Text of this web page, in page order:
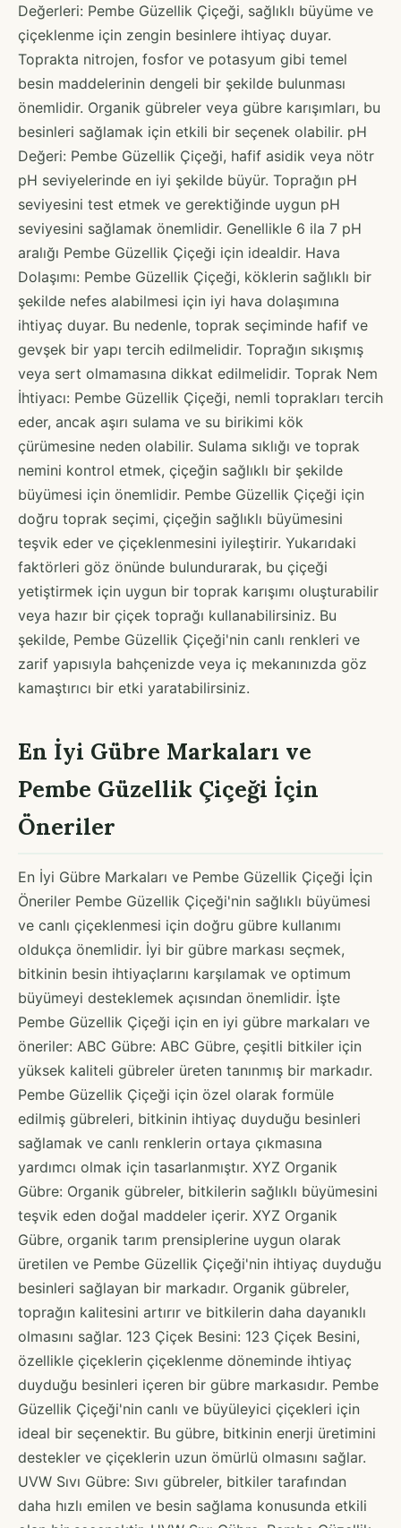
Değerleri: Pembe Güzellik Çiçeği, sağlıklı büyüme ve
çiçeklenme için zengin besinlere ihtiyaç duyar.
Toprakta nitrojen, fosfor ve potasyum gibi temel
besin maddelerinin dengeli bir şekilde bulunması
önemlidir. Organik gübreler veya gübre karışımları, bu
besinleri sağlamak için etkili bir seçenek olabilir. pH
Değeri: Pembe Güzellik Çiçeği, hafif asidik veya nötr
pH seviyelerinde en iyi şekilde büyür. Toprağın pH
seviyesini test etmek ve gerektiğinde uygun pH
seviyesini sağlamak önemlidir. Genellikle 6 ila 7 pH
aralığı Pembe Güzellik Çiçeği için idealdir. Hava
Dolaşımı: Pembe Güzellik Çiçeği, köklerin sağlıklı bir
şekilde nefes alabilmesi için iyi hava dolaşımına
ihtiyaç duyar. Bu nedenle, toprak seçiminde hafif ve
gevşek bir yapı tercih edilmelidir. Toprağın sıkışmış
veya sert olmamasına dikkat edilmelidir. Toprak Nem
İhtiyacı: Pembe Güzellik Çiçeği, nemli toprakları tercih
eder, ancak aşırı sulama ve su birikimi kök
çürümesine neden olabilir. Sulama sıklığı ve toprak
nemini kontrol etmek, çiçeğin sağlıklı bir şekilde
büyümesi için önemlidir. Pembe Güzellik Çiçeği için
doğru toprak seçimi, çiçeğin sağlıklı büyümesini
teşvik eder ve çiçeklenmesini iyileştirir. Yukarıdaki
faktörleri göz önünde bulundurarak, bu çiçeği
yetiştirmek için uygun bir toprak karışımı oluşturabilir
veya hazır bir çiçek toprağı kullanabilirsiniz. Bu
şekilde, Pembe Güzellik Çiçeği'nin canlı renkleri ve
zarif yapısıyla bahçenizde veya iç mekanınızda göz
kamaştırıcı bir etki yaratabilirsiniz.
En İyi Gübre Markaları ve
Pembe Güzellik Çiçeği İçin
Öneriler
En İyi Gübre Markaları ve Pembe Güzellik Çiçeği İçin
Öneriler Pembe Güzellik Çiçeği'nin sağlıklı büyümesi
ve canlı çiçeklenmesi için doğru gübre kullanımı
oldukça önemlidir. İyi bir gübre markası seçmek,
bitkinin besin ihtiyaçlarını karşılamak ve optimum
büyümeyi desteklemek açısından önemlidir. İşte
Pembe Güzellik Çiçeği için en iyi gübre markaları ve
öneriler: ABC Gübre: ABC Gübre, çeşitli bitkiler için
yüksek kaliteli gübreler üreten tanınmış bir markadır.
Pembe Güzellik Çiçeği için özel olarak formüle
edilmiş gübreleri, bitkinin ihtiyaç duyduğu besinleri
sağlamak ve canlı renklerin ortaya çıkmasına
yardımcı olmak için tasarlanmıştır. XYZ Organik
Gübre: Organik gübreler, bitkilerin sağlıklı büyümesini
teşvik eden doğal maddeler içerir. XYZ Organik
Gübre, organik tarım prensiplerine uygun olarak
üretilen ve Pembe Güzellik Çiçeği'nin ihtiyaç duyduğu
besinleri sağlayan bir markadır. Organik gübreler,
toprağın kalitesini artırır ve bitkilerin daha dayanıklı
olmasını sağlar. 123 Çiçek Besini: 123 Çiçek Besini,
özellikle çiçeklerin çiçeklenme döneminde ihtiyaç
duyduğu besinleri içeren bir gübre markasıdır. Pembe
Güzellik Çiçeği'nin canlı ve büyüleyici çiçekleri için
ideal bir seçenektir. Bu gübre, bitkinin enerji üretimini
destekler ve çiçeklerin uzun ömürlü olmasını sağlar.
UVW Sıvı Gübre: Sıvı gübreler, bitkiler tarafından
daha hızlı emilen ve besin sağlama konusunda etkili